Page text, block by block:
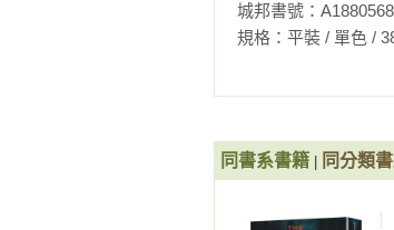
城邦書號：A1880568
規格：平裝 / 單
同書系書籍 同分類